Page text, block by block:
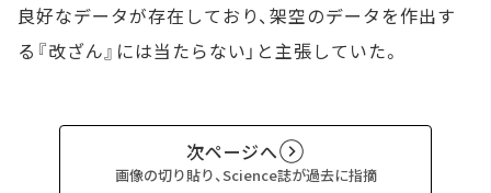
良好なデータが存在しており、架空のデータを作出す
る『改ざん』には当たらない」と主張していた。
次ページへ
画像の切り貼り、Science誌が過去に指摘